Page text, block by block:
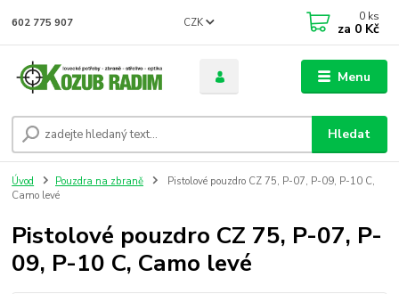
Menu
CZK
Hledat
602 775 907 0 ks
za 0 Kč
Úvod Pouzdra na zbraně
Pistolové pouzdro CZ 75, P-07, P-09, P-10 C,
Camo levé
Pistolové pouzdro CZ 75, P-07, P-
09, P-10 C, Camo levé